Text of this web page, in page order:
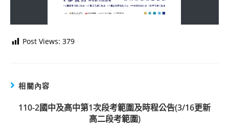
Post Views: 379
相關內容
110-2國中及高中第1次段考範圍及時程公告(3/16更新
高二段考範圍)